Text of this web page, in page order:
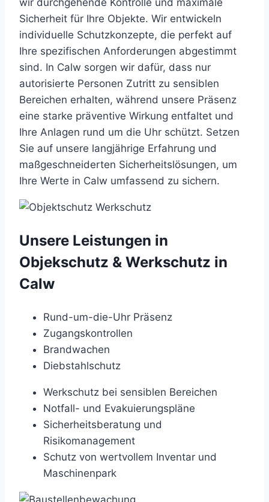
wir durchgehende Kontrolle und maximale
Sicherheit für Ihre Objekte. Wir entwickeln
individuelle Schutzkonzepte, die perfekt auf
Ihre spezifischen Anforderungen abgestimmt
sind. In Calw sorgen wir dafür, dass nur
autorisierte Personen Zutritt zu sensiblen
Bereichen erhalten, während unsere Präsenz
eine starke präventive Wirkung entfaltet und
Ihre Anlagen rund um die Uhr schützt. Setzen
Sie auf unsere langjährige Erfahrung und
maßgeschneiderten Sicherheitslösungen, um
Ihre Werte in Calw umfassend zu sichern.
Unsere Leistungen in
Objekschutz & Werkschutz in
Calw
Rund-um-die-Uhr Präsenz
Zugangskontrollen
Brandwachen
Diebstahlschutz
Werkschutz bei sensiblen Bereichen
Notfall- und Evakuierungspläne
Sicherheitsberatung und
Risikomanagement
Schutz von wertvollem Inventar und
Maschinenpark